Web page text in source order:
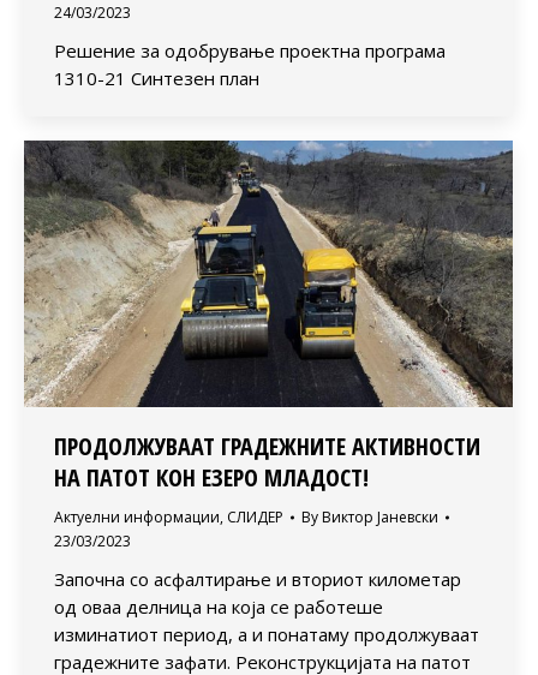
24/03/2023
Решение за одобрување проектна програма
1310-21 Синтезен план
ПРОДОЛЖУВААТ ГРАДЕЖНИТЕ АКТИВНОСТИ
НА ПАТОТ КОН ЕЗЕРО МЛАДОСТ!
Актуелни информации, СЛИДЕР By Виктор Јаневски
23/03/2023
Започна со асфалтирање и вториот километар
од оваа делница на која се работеше
изминатиот период, a и понатаму продолжуваат
градежните зафати. Реконструкцијата на патот